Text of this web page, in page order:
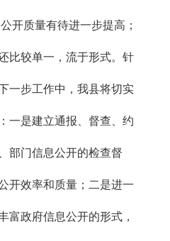
开质量有待进一步提高；
比较单一，流于形式。针
一步工作中，我县将切实
一是建立通报、督查、约
部门信息公开的检查督
开效率和质量；二是进一
富政府信息公开的形式，